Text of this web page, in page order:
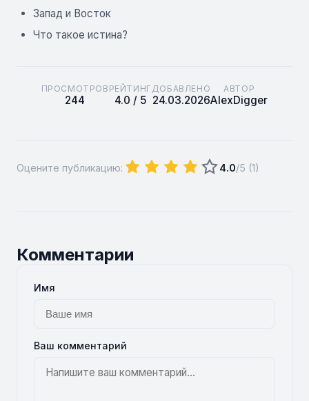
Запад и Восток
Что такое истина?
ПРОСМОТРОВ
244
РЕЙТИНГ
4.0 / 5
ДОБАВЛЕНО
24.03.2026
АВТОР
AlexDigger
Оцените публикацию: 4.0/5 (1)
Комментарии
Имя
Ваш комментарий